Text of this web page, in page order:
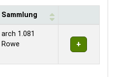
Sammlung
arch 1.081
Rowe